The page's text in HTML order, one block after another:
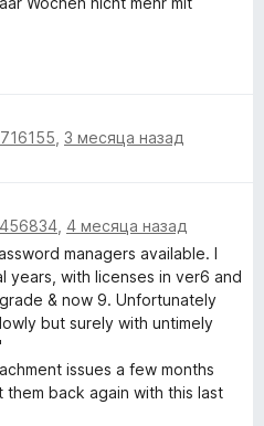
3 месяца назад
4 месяца назад
managers available. I
years, with licenses in ver6 and
& now 9. Unfortunately
but surely with untimely
issues a few months
back again with this last